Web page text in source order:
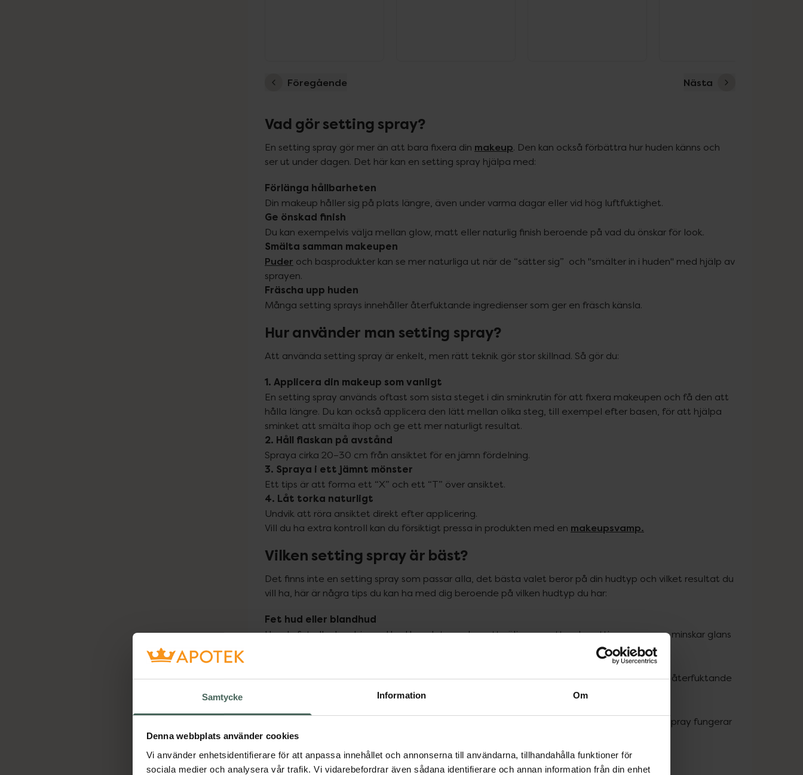
Samtycke Information Om
Denna webbplats använder cookies
Vi använder enhetsidentifierare för att anpassa innehållet och annonserna till användarna, tillhandahålla funktioner för
sociala medier och analysera vår trafik. Vi vidarebefordrar även sådana identifierare och annan information från din enhet
Föregående Nästa
Vad gör setting spray?
En setting spray gör mer än att bara fixera din makeup. Den kan också förbättra hur huden känns och
ser ut under dagen. Det här kan en setting spray hjälpa med:
Förlänga hållbarheten
Ge önskad finish
Smälta samman makeupen
Puder och basprodukter kan se mer naturliga ut när de “sätter sig”  och "smälter in i huden" med hjälp av
Fräscha upp huden
Många setting sprays innehåller återfuktande ingredienser som ger en fräsch känsla.
Hur använder man setting spray?
Att använda setting spray är enkelt, men rätt teknik gör stor skillnad. Så gör du:
1. Applicera din makeup som vanligt
En setting spray används oftast som sista steget i din sminkrutin för att fixera makeupen och få den att
hålla längre. Du kan också applicera den lätt mellan olika steg, till exempel efter basen, för att hjälpa
2. Håll flaskan på avstånd
3. Spraya i ett jämnt mönster
4. Låt torka naturligt
Undvik att röra ansiktet direkt efter applicering.
Vill du ha extra kontroll kan du försiktigt pressa in produkten med en makeupsvamp.
Vilken setting spray är bäst?
Det finns inte en setting spray som passar alla, det bästa valet beror på din hudtyp och vilket resultat du
vill ha, här är några tips du kan ha med dig beroende på vilken hudtyp du har:
Fet hud eller blandhud
Har du fet eller kombinerad hud kan det vara bra att välja en mattande setting spray som minskar glans
En setting spray med återfuktande ingredienser kan vara ett bra val om du har torr hy. En återfuktande
Har du en normal/balanserad hud kan du ofta välja fritt, en neutral eller lätt glow setting spray fungerar
Känslig hud
Välj parfymfria alternativ med lugnande ingredienser.